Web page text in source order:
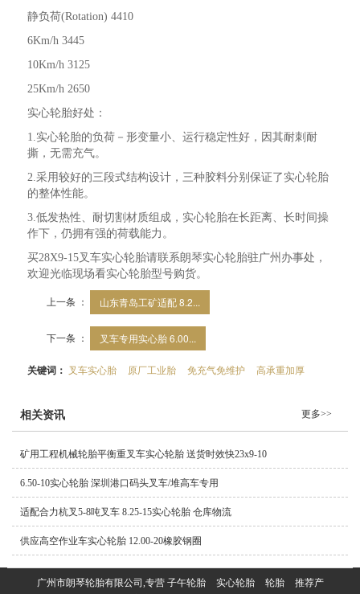
静负荷(Rotation) 4410
6Km/h 3445
10Km/h 3125
25Km/h 2650
实心轮胎好处：
1.实心轮胎的负荷－形变量小、运行稳定性好，因其耐刺耐
撕，无需充气。
2.采用较好的三段式结构设计，三种胶料分别保证了实心轮胎
的整体性能。
3.低发热性、耐切割材质组成，实心轮胎在长距离、长时间操
作下，仍拥有强的荷载能力。
买28X9-15叉车实心轮胎请联系朗琴实心轮胎驻广州办事处，
欢迎光临现场看实心轮胎型号购货。
上一条 ： 山东青岛工矿适配 8.2...
下一条 ： 叉车专用实心胎 6.00...
关键词： 叉车实心胎 原厂工业胎 免充气免维护 高承重加厚
相关资讯 更多>>
矿用工程机械轮胎平衡重叉车实心轮胎 送货时效快23x9-10
6.50-10实心轮胎 深圳港口码头叉车/堆高车专用
适配合力杭叉5-8吨叉车 8.25-15实心轮胎 仓库物流
供应高空作业车实心轮胎 12.00-20橡胶钢圈
广州市朗琴轮胎有限公司,专营 子午轮胎 实心轮胎 轮胎
推荐产